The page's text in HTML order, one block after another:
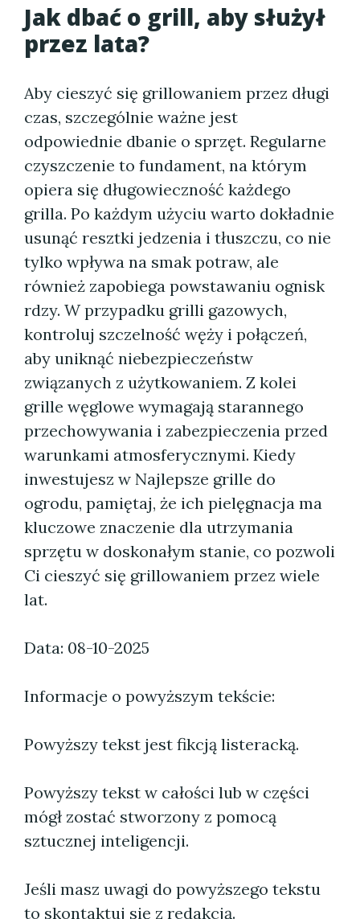
Jak dbać o grill, aby służył
przez lata?
Aby cieszyć się grillowaniem przez długi
czas, szczególnie ważne jest
odpowiednie dbanie o sprzęt. Regularne
czyszczenie to fundament, na którym
opiera się długowieczność każdego
grilla. Po każdym użyciu warto dokładnie
usunąć resztki jedzenia i tłuszczu, co nie
tylko wpływa na smak potraw, ale
również zapobiega powstawaniu ognisk
rdzy. W przypadku grilli gazowych,
kontroluj szczelność węży i połączeń,
aby uniknąć niebezpieczeństw
związanych z użytkowaniem. Z kolei
grille węglowe wymagają starannego
przechowywania i zabezpieczenia przed
warunkami atmosferycznymi. Kiedy
inwestujesz w Najlepsze grille do
ogrodu, pamiętaj, że ich pielęgnacja ma
kluczowe znaczenie dla utrzymania
sprzętu w doskonałym stanie, co pozwoli
Ci cieszyć się grillowaniem przez wiele
lat.
Data: 08-10-2025
Informacje o powyższym tekście:
Powyższy tekst jest fikcją listeracką.
Powyższy tekst w całości lub w części
mógł zostać stworzony z pomocą
sztucznej inteligencji.
Jeśli masz uwagi do powyższego tekstu
to skontaktuj się z redakcją.